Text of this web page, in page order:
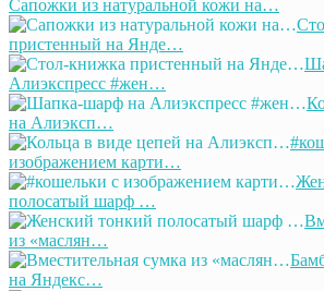
Сапожки из натуральной кожи на…
пристенный на Янде…
Алиэкспресс #жен…
на Алиэксп…
изображением карти…
полосатый шарф …
из «маслян…
на Яндекс…